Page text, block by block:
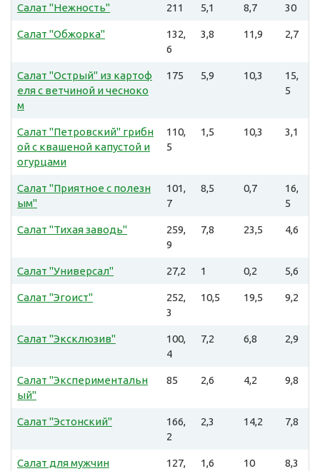
Салат "Нежность" 211 5,1 8,7 30
Салат "Обжорка"
132,
6
3,8 11,9 2,7
Салат "Острый" из картоф
еля с ветчиной и чесноко
м
175 5,9 10,3
15,
5
Салат "Петровский" грибн
ой с квашеной капустой и
огурцами
110,
5
1,5 10,3 3,1
Салат "Приятное с полезн
ым"
101,
7
8,5 0,7
16,
5
Салат "Тихая заводь"
259,
9
7,8 23,5 4,6
Салат "Универсал" 27,2 1 0,2 5,6
Салат "Эгоист"
252,
3
10,5 19,5 9,2
Салат "Эксклюзив"
100,
4
7,2 6,8 2,9
Салат "Экспериментальн
ый"
85 2,6 4,2 9,8
Салат "Эстонский"
166,
2
2,3 14,2 7,8
Салат для мужчин
127,
1,6 10 8,3